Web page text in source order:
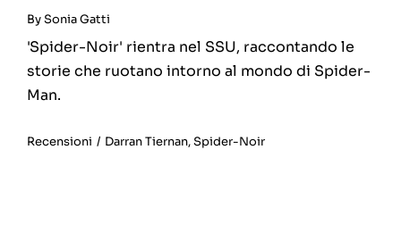
BySonia Gatti
'Spider-Noir' rientra nel SSU, raccontando le
storie che ruotano intorno al mondo di Spider-
Man.
Recensioni / Darran Tiernan,Spider-Noir